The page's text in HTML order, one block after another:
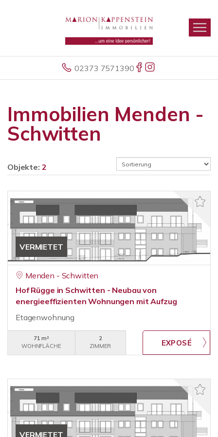
02373 7571390
Immobilien Menden -
Schwitten
Objekte: 2
VERMIETET
Menden - Schwitten
Hof Rügge in Schwitten - Neubau von
energieeffizienten Wohnungen mit Aufzug
Etagenwohnung
71 m²
WOHNFLÄCHE
2
ZIMMER
VERMIETET